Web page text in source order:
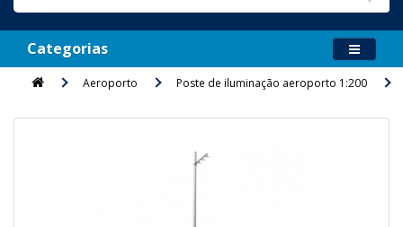
Categorias
Aeroporto Poste de iluminação aeroporto 1:200